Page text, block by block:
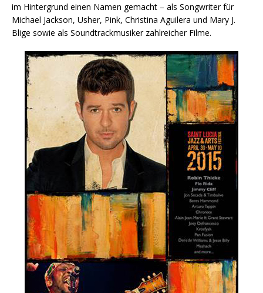
im Hintergrund einen Namen gemacht – als Songwriter für
Michael Jackson, Usher, Pink, Christina Aguilera und Mary J.
Blige sowie als Soundtrackmusiker zahlreicher Filme.